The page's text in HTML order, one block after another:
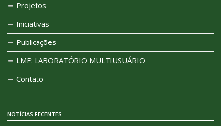
Projetos
Iniciativas
Publicações
LME: LABORATÓRIO MULTIUSUÁRIO
Contato
NOTÍCIAS RECENTES